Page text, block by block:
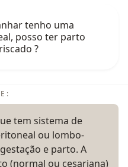
tenho uma
posso ter parto
?
:
tem sistema de
ou lombo-
e parto. A
(normal ou cesariana)